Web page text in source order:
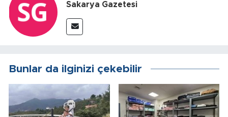
Sakarya Gazetesi
Bunlar da ilginizi çekebilir